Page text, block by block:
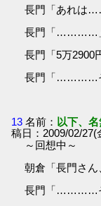
長門「あれは
長門「…………
長門「5万
長門「…………
13 名前： 以下、
稿日：2009/02/
～回想中～
朝倉「長門さん
長門「…………